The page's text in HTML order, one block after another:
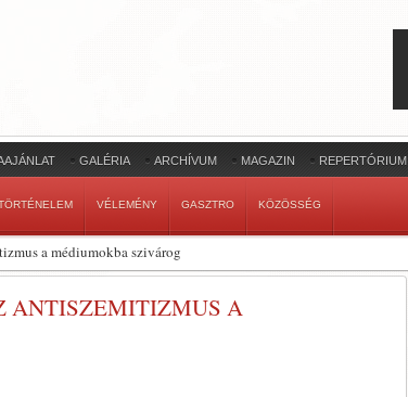
GALÉRIA ARCHÍVUM MAGAZIN REPERTÓRIUM
VÉLEMÉNY GASZTRO KÖZÖSSÉG
a médiumokba szivárog
ANTISZEMITIZMUS A